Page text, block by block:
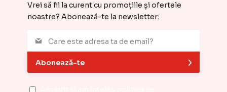
Vrei să fii la curent cu promoțiile și ofertele
noastre? Abonează-te la newsletter:
Abonează-te